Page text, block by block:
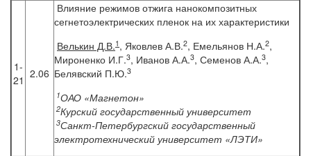
1-
21 2.06
Влияние режимов отжига нанокомпозитных
сегнетоэлектрических пленок на их характеристики
Велькин Д.В.1 , Яковлев А.В.2, Емельянов Н.А.2,
Мироненко И.Г.3, Иванов А.А.3, Семенов А.А.3,
Белявский П.Ю.3
1ОАО «Магнетон»
2Курский государственный университет
3Санкт-Петербургский государственный
электротехнический университет «ЛЭТИ»